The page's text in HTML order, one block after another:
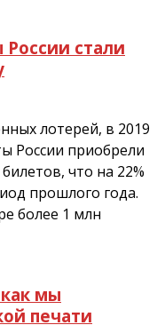
стали
лотерей, в 2019
России приобрели
что на 22%
прошлого года.
более 1 млн
мы
печати